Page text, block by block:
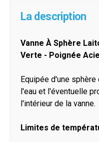
La description
Vanne À Sphère
Verte - Poignée
Equipée d'une
l'eau et l'éventuelle
l'intérieur de la vanne.
Limites de